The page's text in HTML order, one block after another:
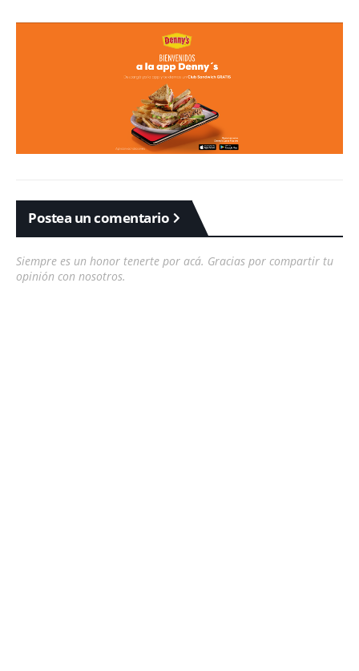
Postea un comentario
Siempre es un honor tenerte por acá. Gracias por compartir tu
opinión con nosotros.